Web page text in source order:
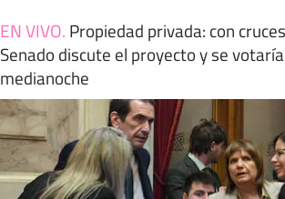
EN VIVO. Propiedad privada: con
Senado discute el proyecto y se
medianoche